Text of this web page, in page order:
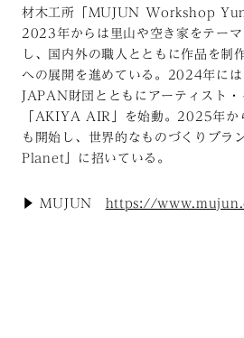
材木工所「MUJUN Workshop
2023年からは里山や空き家をテー
し、国内外の職人とともに作品を制
への展開を進めている。2024年に
JAPAN財団とともにアーティスト・
「AKIYA AIR」を始動。2025年か
も開始し、世界的なものづくりブラ
Planet」に招いている。
▶︎ MUJUN https://